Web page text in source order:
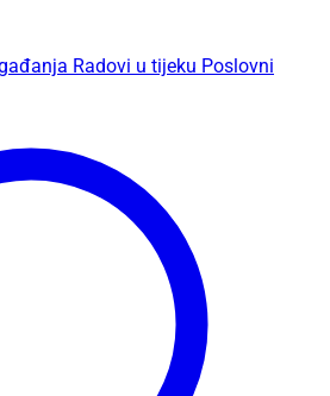
Radovi u tijeku Poslovni